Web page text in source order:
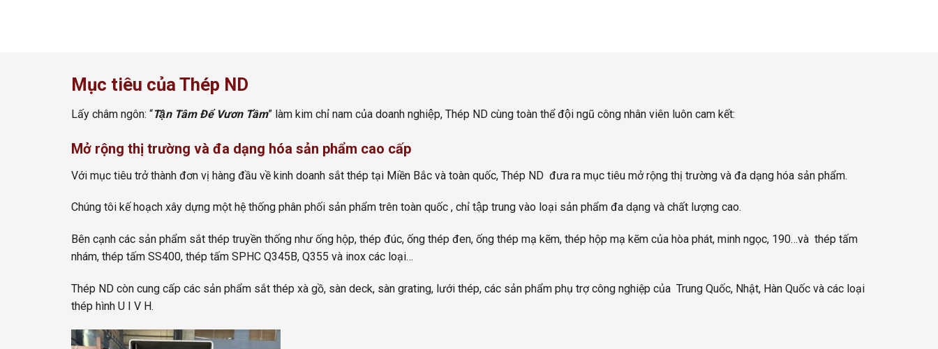
Mục tiêu của Thép ND
Lấy châm ngôn: “Tận Tâm Để Vươn Tầm” làm kim chỉ nam của doanh nghiệp, Thép ND cùng toàn thể đội ngũ công nhân viên luôn cam kết:
Mở rộng thị trường và đa dạng hóa sản phẩm cao cấp
Với mục tiêu trở thành đơn vị hàng đầu về kinh doanh sắt thép tại Miền Bắc và toàn quốc, Thép ND đưa ra mục tiêu mở rộng thị trường và đa dạng hóa sản phẩm.
Chúng tôi kế hoạch xây dựng một hệ thống phân phối sản phẩm trên toàn quốc , chỉ tập trung vào loại sản phẩm đa dạng và chất lượng cao.
Bên cạnh các sản phẩm sắt thép truyền thống như ống hộp, thép đúc, ống thép đen, ống thép mạ kẽm, thép hộp mạ kẽm của hòa phát, minh ngọc, 190…và thép tấm
nhám, thép tấm SS400, thép tấm SPHC Q345B, Q355 và inox các loại…
Thép ND còn cung cấp các sản phẩm sắt thép xà gồ, sàn deck, sàn grating, lưới thép, các sản phẩm phụ trợ công nghiệp của Trung Quốc, Nhật, Hàn Quốc và các loại
thép hình U I V H.